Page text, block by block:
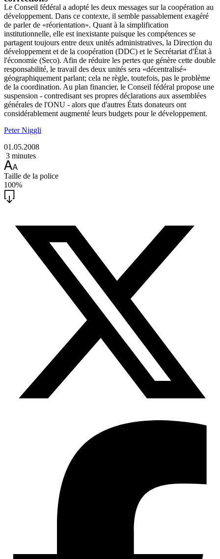
Le Conseil fédéral a adopté les deux messages sur la coopération au
développement. Dans ce contexte, il semble passablement exagéré
de parler de «réorientation». Quant à la simplification
institutionnelle, elle est inexistante puisque les compétences se
partagent toujours entre deux unités administratives, la Direction du
développement et de la coopération (DDC) et le Secrétariat d'État à
l'économie (Seco). Afin de réduire les pertes que génère cette double
responsabilité, le travail des deux unités sera «décentralisé»
géographiquement parlant; cela ne règle, toutefois, pas le problème
de la coordination. Au plan financier, le Conseil fédéral propose une
suspension - contredisant ses propres déclarations aux assemblées
générales de l'ONU - alors que d'autres États donateurs ont
considérablement augmenté leurs budgets pour le développement.
Peter Niggli
01.05.2008
3 minutes
Taille de la police
100%